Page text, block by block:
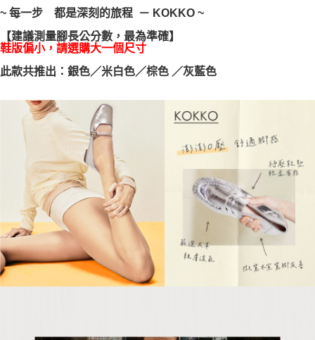
ATM／網路銀行／等多元方式進行付款，方視為交易完成。
※ 請注意：結帳手續完成當下不需立刻繳費，但若您需要取消訂單，請聯絡
購買商品的店家。未經商家同意取消之訂單仍視為有效，需透過AFTEE先享
後付繳納相關費用。
是否繳費成功／繳費後需取消欲退款等相關疑問，請聯繫「AFTEE先享後付
【注意事項】
１．透過由恩沛科技股份有限公司提供之「AFTEE先享後付」服務完成之交
易，需依本服務之必要範圍內提供個人資料，並將交易相關給付款項請求債
權轉讓予恩沛科技股份有限公司。
２．關於個人資料處理事宜，請瀏覽以下網址：
https://aftee.tw/terms/#terms3
３．未成年的使用者請事先徵得法定代理人或監護人之同意方可使用
「AFTEE先享後付」，若未經同意申辦者引起之損失，本公司不負相關責
任。
４．使用「AFTEE先享後付」時，將依據個別帳號之用戶狀況，依本公司即
時審查核予不同之上限額度；若仍有額度不足之情形，本公司將視審查結果
請求用戶進行身份認證。
５．嚴禁一人註冊多個帳號或使用他人資訊註冊。若發現惡意使用之情形，
恩沛科技股份有限公司將有權停止該用戶之使用額度並採取法律行動。
~ 每一步 都是深刻的旅程 － KOKKO ~
【建議測量腳長公分數，最為準確】
鞋版偏小，請選購大一個尺寸
此款共推出：銀色／米白色／棕色 ／灰藍色